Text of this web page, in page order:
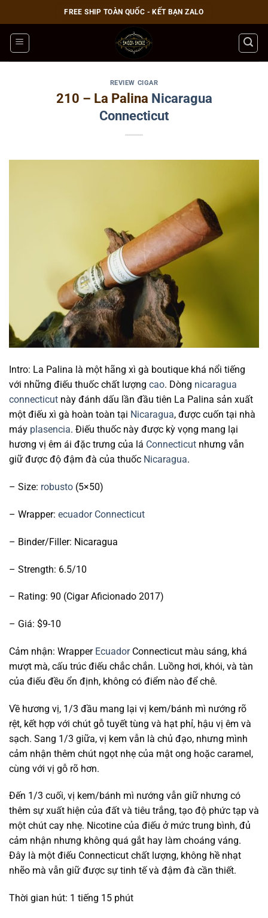
qua
nội
dung
FREE SHIP TOÀN QUỐC - KẾT BẠN ZALO
REVIEW CIGAR
210 – La Palina Nicaragua
Connecticut
Intro: La Palina là một hãng xì gà boutique khá nổi tiếng
với những điếu thuốc chất lượng cao. Dòng nicaragua
connecticut này đánh dấu lần đầu tiên La Palina sản xuất
một điếu xì gà hoàn toàn tại Nicaragua, được cuốn tại nhà
máy plasencia. Điếu thuốc này được kỳ vọng mang lại
hương vị êm ái đặc trưng của lá Connecticut nhưng vẫn
giữ được độ đậm đà của thuốc Nicaragua.
– Size: robusto (5×50)
– Wrapper: ecuador Connecticut
– Binder/Filler: Nicaragua
– Strength: 6.5/10
– Rating: 90 (Cigar Aficionado 2017)
– Giá: $9-10
Cảm nhận: Wrapper EcuadorConnecticut màu sáng, khá
mượt mà, cấu trúc điếu chắc chắn. Luồng hơi, khói, và tàn
của điếu đều ổn định, không có điểm nào để chê.
Về hương vị, 1/3 đầu mang lại vị kem/bánh mì nướng rõ
rệt, kết hợp với chút gỗ tuyết tùng và hạt phỉ, hậu vị êm và
sạch. Sang 1/3 giữa, vị kem vẫn là chủ đạo, nhưng mình
cảm nhận thêm chút ngọt nhẹ của mật ong hoặc caramel,
cùng với vị gỗ rõ hơn.
Đến 1/3 cuối, vị kem/bánh mì nướng vẫn giữ nhưng có
thêm sự xuất hiện của đất và tiêu trắng, tạo độ phức tạp và
một chút cay nhẹ. Nicotine của điếu ở mức trung bình, đủ
cảm nhận nhưng không quá gắt hay làm choáng váng.
Đây là một điếu Connecticut chất lượng, không hề nhạt
nhẽo mà vẫn giữ được sự tinh tế và đậm đà cần thiết.
Thời gian hút: 1 tiếng 15 phút